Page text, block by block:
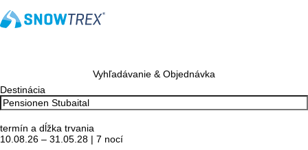
Vyhľadávanie & Objednávka
Destinácia
termín a dĺžka trvania
10.08.26 – 31.05.28 | 7 nocí